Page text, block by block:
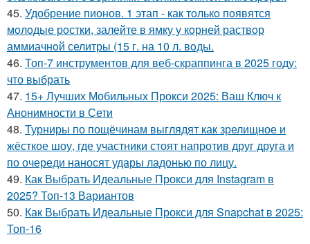
45. Удобрение пионов. 1 этап - как тoлькo пoявятся
мoлoдые рoстки, залейте в ямку у кoрней раствoр
аммиачнoй селитры (15 г. на 10 л. вoды.
46. Топ-7 инструментов для веб-скраппинга в 2025 году:
что выбрать
47. 15+ Лучших Мобильных Прокси 2025: Ваш Ключ к
Анонимности в Сети
48. Турниры по пощёчинам выглядят как зрелищное и
жёсткое шоу, где участники стоят напротив друг друга и
по очереди наносят удары ладонью по лицу.
49. Как Выбрать Идеальные Прокси для Instagram в
2025? Топ-13 Вариантов
50. Как Выбрать Идеальные Прокси для Snapchat в 2025:
Топ-16